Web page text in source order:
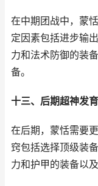
在中期团战中，蒙
定因素包括进步输
力和法术防御的装
备。
十三、后期超神发
在后期，蒙恬需要
窍包括选择顶级装
力和护甲的装备以